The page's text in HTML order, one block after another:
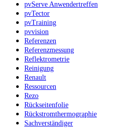
pvServe Anwendertreffen
pvTector
pvTraining
pvvision
Referenzen
Referenzmessung
Reflektrometrie
Reinigung
Renault
Ressourcen
Rezo
Rückseitenfolie
Rückstromthermographie
Sachverständiger